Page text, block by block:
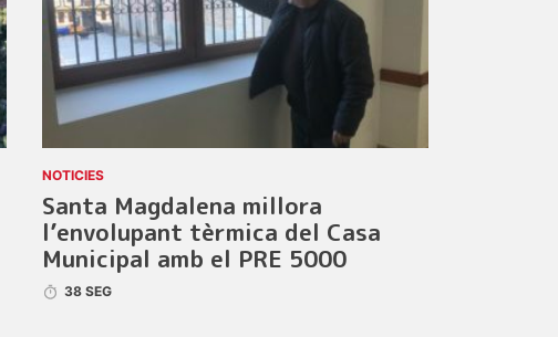
NOTICIES
Santa Magdalena millora
l’envolupant tèrmica del Casa
Municipal amb el PRE 5000
38 SEG